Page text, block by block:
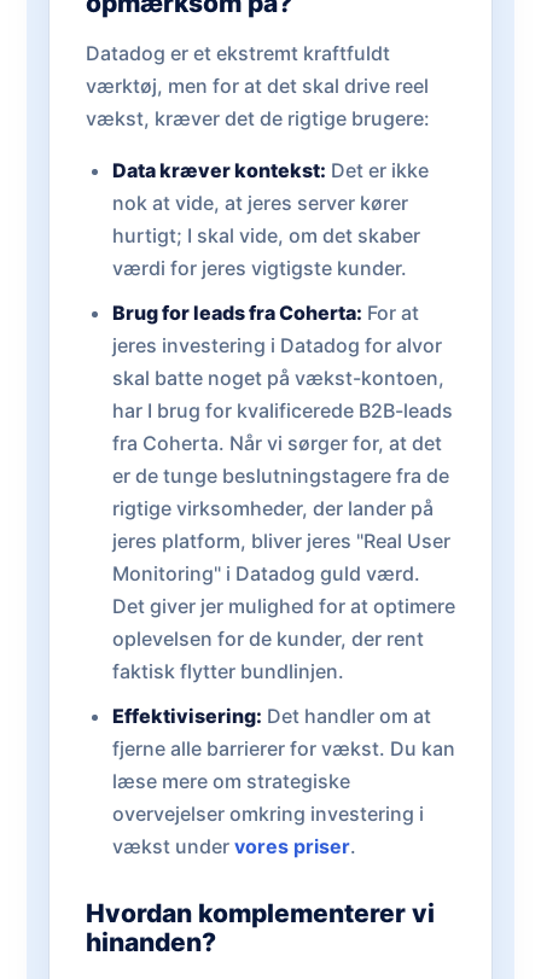
Datadog er et ekstremt kraftfuldt
værktøj, men for at det skal drive reel
vækst, kræver det de rigtige brugere:
Data kræver kontekst: Det er ikke
nok at vide, at jeres server kører
hurtigt; I skal vide, om det skaber
værdi for jeres vigtigste kunder.
Brug for leads fra Coherta: For at
jeres investering i Datadog for alvor
skal batte noget på vækst-kontoen,
har I brug for kvalificerede B2B-leads
fra Coherta. Når vi sørger for, at det
er de tunge beslutningstagere fra de
rigtige virksomheder, der lander på
jeres platform, bliver jeres "Real User
Monitoring" i Datadog guld værd.
Det giver jer mulighed for at optimere
oplevelsen for de kunder, der rent
faktisk flytter bundlinjen.
Effektivisering: Det handler om at
fjerne alle barrierer for vækst. Du kan
læse mere om strategiske
overvejelser omkring investering i
vækst under vores priser.
Hvordan komplementerer vi
hinanden?